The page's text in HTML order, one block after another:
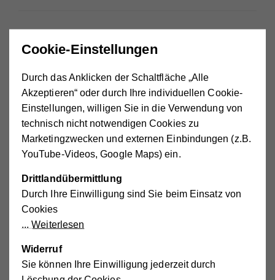
Externe
Medien
Schulstraße 25, 4710 Grieskirchen
sbtrvs.grieskirchen@ooe.hilfswerk.at
Externe
aktivieren.
Schülerbetreuung VS Haag am Hausruck
Lambacherstraße 29, 4680 Haag am Hausruck
+43664 80765 3204
Externe
aktivieren.
Cookie-Einstellungen
Durch das Anklicken der Schaltfläche „Alle
Akzeptieren“ oder durch Ihre individuellen Cookie-
Einstellungen, willigen Sie in die Verwendung von
technisch nicht notwendigen Cookies zu
Marketingzwecken und externen Einbindungen (z.B.
YouTube-Videos, Google Maps) ein.
Drittlandübermittlung
Durch Ihre Einwilligung sind Sie beim Einsatz von
Cookies
Weiterlesen
Widerruf
Sie können Ihre Einwilligung jederzeit durch